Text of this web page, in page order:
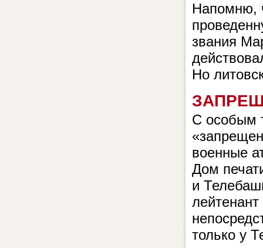
Напомню,
звания
Но
С особым
военные
Дом
и
только у